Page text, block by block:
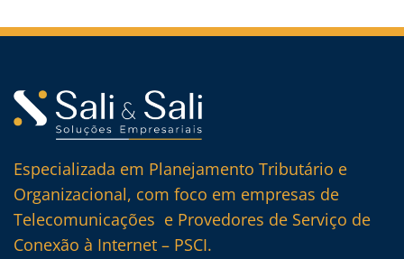
Especializada em Planejamento Tributário e
Organizacional, com foco em empresas de
Telecomunicações e Provedores de Serviço de
Conexão à Internet – PSCI.